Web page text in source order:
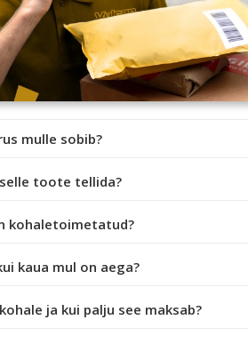
mulle sobib?
toote tellida?
kohaletoimetatud?
kaua mul on aega?
ja kui palju see maksab?